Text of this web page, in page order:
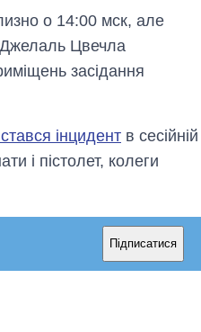
о 14:00 мск, але
Джелаль Цвечла
засідання
інцидент в сесійній
і пістолет, колеги
Підписатися
років: хто і як
довго обіймав